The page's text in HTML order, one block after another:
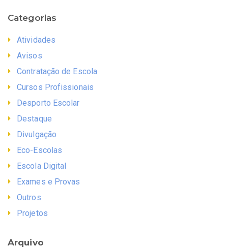
Categorias
Atividades
Avisos
Contratação de Escola
Cursos Profissionais
Desporto Escolar
Destaque
Divulgação
Eco-Escolas
Escola Digital
Exames e Provas
Outros
Projetos
Arquivo